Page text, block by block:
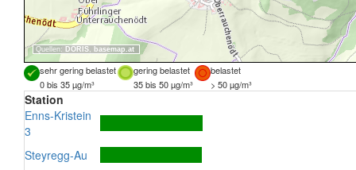
Quellen: DORIS, basemap.at
sehr gering belastet gering belastet
belastet
0 bis 35 µg/m³
35 bis 50 µg/m³ > 50 µg/m³
Station
Enns-Kristein
3
Steyregg-Au